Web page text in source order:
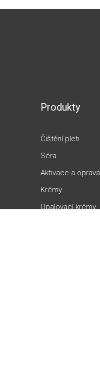
Produkty
Čištění pleti
Séra
Aktivace a oprava
Krémy
Opalovací krémy